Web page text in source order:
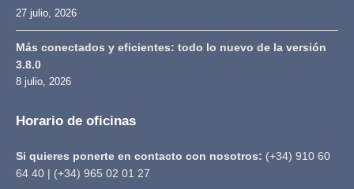
27 julio, 2026
Más conectados y eficientes: todo lo nuevo de la versión
3.8.0
8 julio, 2026
Horario de oficinas
Si quieres ponerte en contacto con nosotros: (+34) 910 60
64 40 | (+34) 965 02 01 27